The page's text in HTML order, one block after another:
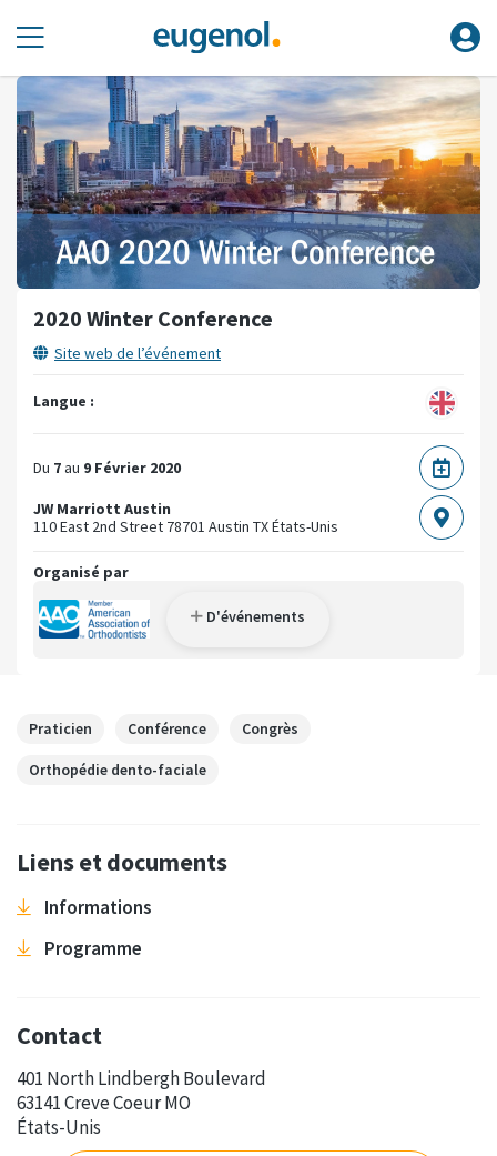
2020 Winter Conference
Site web de l’événement
Langue :
Du 7au 9 Février 2020
JW Marriott Austin
110 East 2nd Street 78701 Austin TXÉtats-Unis
Organisé par
D'événements
Praticien Conférence Congrès
Orthopédie dento-faciale
Liens et documents
Informations
Programme
Contact
401 North Lindbergh Boulevard
63141 Creve Coeur MO
États-Unis